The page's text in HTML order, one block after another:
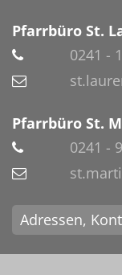
Pfarrbüro St.
0241 -
Pfarrbüro St.
0241 -
Adressen,